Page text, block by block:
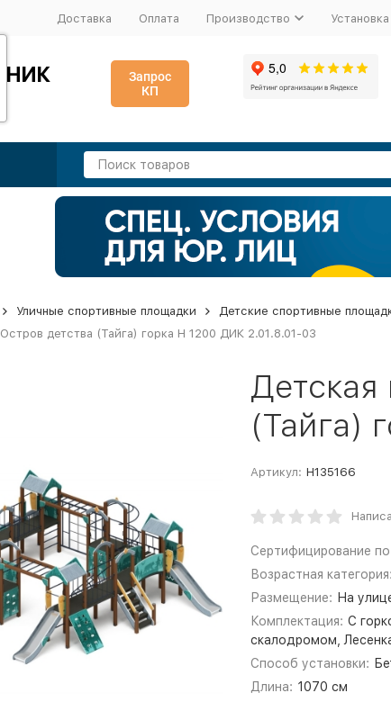
Доставка Оплата Производство Установка
Запрос
КП
Уличные спортивные площадки Детские спортивные
детства (Тайга) горка Н 1200 ДИК 2.01.8.01-03
Детская
(Тайга)
Артикул: Н135166
Сертифицирование
Возрастная категория:
Размещение: На
Комплектация: С
скалодромом,
Способ установки:
Длина: 1070 см